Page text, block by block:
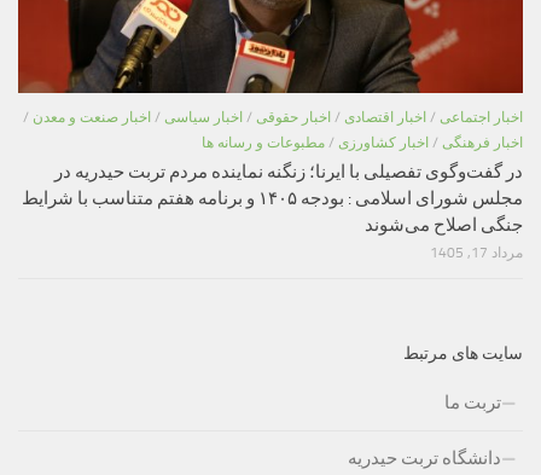
اخبار اجتماعی / اخبار اقتصادی / اخبار حقوقی / اخبار سیاسی / اخبار صنعت و معدن /
اخبار فرهنگی / اخبار کشاورزی / مطبوعات و رسانه ها
در گفت‌وگوی تفصیلی با ایرنا؛ زنگنه نماینده مردم تربت حیدریه در
مجلس شورای اسلامی : بودجه ۱۴۰۵ و برنامه هفتم متناسب با شرایط
جنگی اصلاح می‌شوند
مرداد 17, 1405
سایت های مرتبط
تربت ما
دانشگاه تربت حیدریه